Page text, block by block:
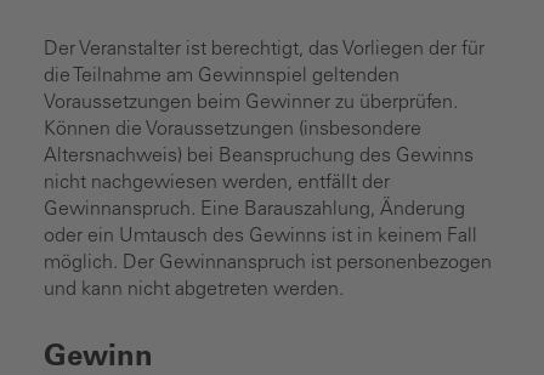
Der Veranstalter ist berechtigt, das Vorliegen der für
die Teilnahme am Gewinnspiel geltenden
Voraussetzungen beim Gewinner zu überprüfen.
Können die Voraussetzungen (insbesondere
Altersnachweis) bei Beanspruchung des Gewinns
nicht nachgewiesen werden, entfällt der
Gewinnanspruch. Eine Barauszahlung, Änderung
oder ein Umtausch des Gewinns ist in keinem Fall
möglich. Der Gewinnanspruch ist personenbezogen
und kann nicht abgetreten werden.
Gewinn